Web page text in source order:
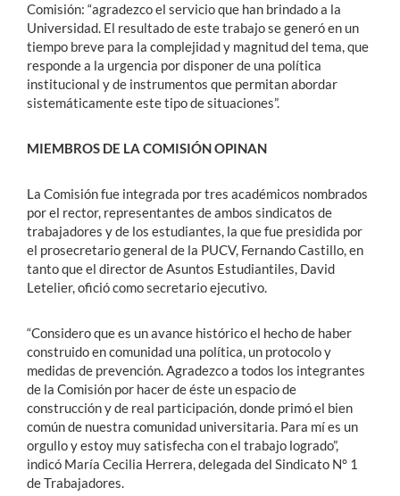
Comisión: “agradezco el servicio que han brindado a la
Universidad. El resultado de este trabajo se generó en un
tiempo breve para la complejidad y magnitud del tema, que
responde a la urgencia por disponer de una política
institucional y de instrumentos que permitan abordar
sistemáticamente este tipo de situaciones”.
MIEMBROS DE LA COMISIÓN OPINAN
La Comisión fue integrada por tres académicos nombrados
por el rector, representantes de ambos sindicatos de
trabajadores y de los estudiantes, la que fue presidida por
el prosecretario general de la PUCV, Fernando Castillo, en
tanto que el director de Asuntos Estudiantiles, David
Letelier, ofició como secretario ejecutivo.
“Considero que es un avance histórico el hecho de haber
construido en comunidad una política, un protocolo y
medidas de prevención. Agradezco a todos los integrantes
de la Comisión por hacer de éste un espacio de
construcción y de real participación, donde primó el bien
común de nuestra comunidad universitaria. Para mí es un
orgullo y estoy muy satisfecha con el trabajo logrado”,
indicó María Cecilia Herrera, delegada del Sindicato N° 1
de Trabajadores.